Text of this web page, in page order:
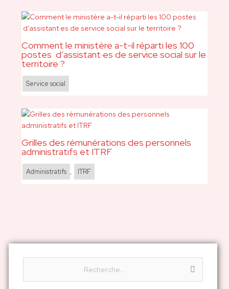
Comment le ministère a-t-il réparti les 100
postes d’assistant·es de service social sur le
territoire ?
Service social
Grilles des rémunérations des personnels
administratifs et ITRF
Administratifs , ITRF